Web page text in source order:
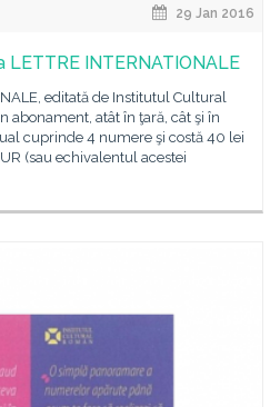
29 Jan 2016
LETTRE INTERNATIONALE
editată de Institutul Cultural
abonament, atât în ţară, cât şi în
cuprinde 4 numere şi costă 40 lei
(sau echivalentul acestei